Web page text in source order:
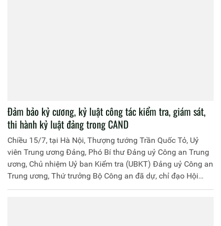
Đảm bảo kỷ cương, kỷ luật công tác kiểm tra, giám sát,
thi hành kỷ luật đảng trong CAND
Chiều 15/7, tại Hà Nội, Thượng tướng Trần Quốc Tỏ, Uỷ
viên Trung ương Đảng, Phó Bí thư Đảng uỷ Công an Trung
ương, Chủ nhiệm Uỷ ban Kiểm tra (UBKT) Đảng uỷ Công an
Trung ương, Thứ trưởng Bộ Công an đã dự, chỉ đạo Hội
nghị sơ kết công tác 6 tháng đầu năm 2025 của Cơ quan